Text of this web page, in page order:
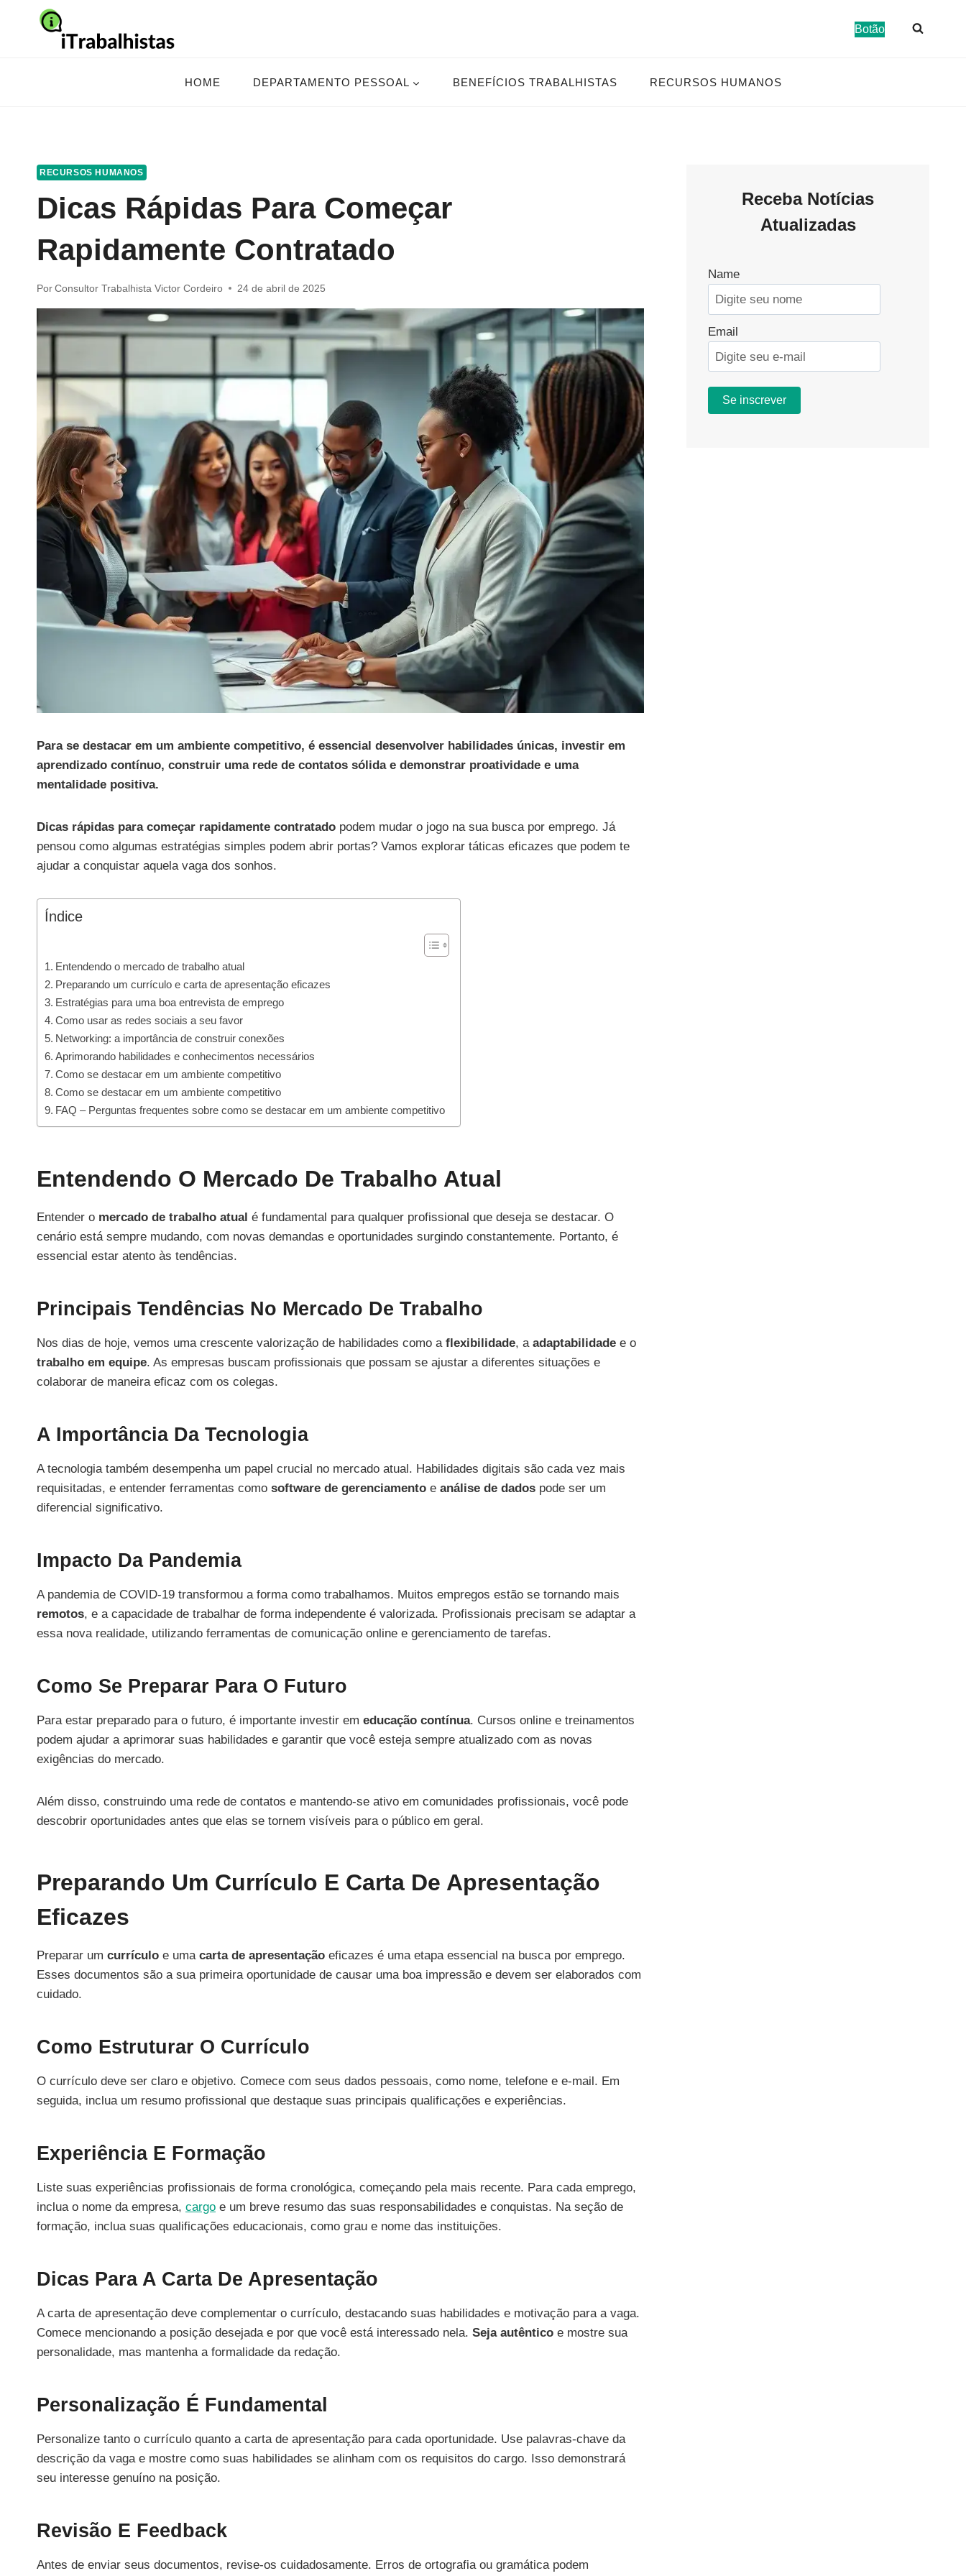
Botão
HOME DEPARTAMENTO PESSOAL BENEFÍCIOS TRABALHISTAS RECURSOS HUMANOS
RECURSOS HUMANOS
Dicas Rápidas Para Começar
Rapidamente Contratado
Por Consultor Trabalhista Victor Cordeiro 24 de abril de 2025
Para se destacar em um ambiente competitivo, é essencial desenvolver habilidades únicas, investir em
aprendizado contínuo, construir uma rede de contatos sólida e demonstrar proatividade e uma
mentalidade positiva.
Dicas rápidas para começar rapidamente contratado podem mudar o jogo na sua busca por emprego. Já
pensou como algumas estratégias simples podem abrir portas? Vamos explorar táticas eficazes que podem te
ajudar a conquistar aquela vaga dos sonhos.
Índice
Entendendo o mercado de trabalho atual
Preparando um currículo e carta de apresentação eficazes
Estratégias para uma boa entrevista de emprego
Como usar as redes sociais a seu favor
Networking: a importância de construir conexões
Aprimorando habilidades e conhecimentos necessários
Como se destacar em um ambiente competitivo
Como se destacar em um ambiente competitivo
FAQ – Perguntas frequentes sobre como se destacar em um ambiente competitivo
Entendendo O Mercado De Trabalho Atual
Entender o mercado de trabalho atual é fundamental para qualquer profissional que deseja se destacar. O
cenário está sempre mudando, com novas demandas e oportunidades surgindo constantemente. Portanto, é
essencial estar atento às tendências.
Principais Tendências No Mercado De Trabalho
Nos dias de hoje, vemos uma crescente valorização de habilidades como a flexibilidade, a adaptabilidade e o
trabalho em equipe. As empresas buscam profissionais que possam se ajustar a diferentes situações e
colaborar de maneira eficaz com os colegas.
A Importância Da Tecnologia
A tecnologia também desempenha um papel crucial no mercado atual. Habilidades digitais são cada vez mais
requisitadas, e entender ferramentas como software de gerenciamento e análise de dados pode ser um
diferencial significativo.
Impacto Da Pandemia
A pandemia de COVID-19 transformou a forma como trabalhamos. Muitos empregos estão se tornando mais
remotos, e a capacidade de trabalhar de forma independente é valorizada. Profissionais precisam se adaptar a
essa nova realidade, utilizando ferramentas de comunicação online e gerenciamento de tarefas.
Como Se Preparar Para O Futuro
Para estar preparado para o futuro, é importante investir em educação contínua. Cursos online e treinamentos
podem ajudar a aprimorar suas habilidades e garantir que você esteja sempre atualizado com as novas
exigências do mercado.
Além disso, construindo uma rede de contatos e mantendo-se ativo em comunidades profissionais, você pode
descobrir oportunidades antes que elas se tornem visíveis para o público em geral.
Preparando Um Currículo E Carta De Apresentação
Eficazes
Preparar um currículo e uma carta de apresentação eficazes é uma etapa essencial na busca por emprego.
Esses documentos são a sua primeira oportunidade de causar uma boa impressão e devem ser elaborados com
cuidado.
Como Estruturar O Currículo
O currículo deve ser claro e objetivo. Comece com seus dados pessoais, como nome, telefone e e-mail. Em
seguida, inclua um resumo profissional que destaque suas principais qualificações e experiências.
Experiência E Formação
Liste suas experiências profissionais de forma cronológica, começando pela mais recente. Para cada emprego,
inclua o nome da empresa, cargo e um breve resumo das suas responsabilidades e conquistas. Na seção de
formação, inclua suas qualificações educacionais, como grau e nome das instituições.
Dicas Para A Carta De Apresentação
A carta de apresentação deve complementar o currículo, destacando suas habilidades e motivação para a vaga.
Comece mencionando a posição desejada e por que você está interessado nela. Seja autêntico e mostre sua
personalidade, mas mantenha a formalidade da redação.
Personalização É Fundamental
Personalize tanto o currículo quanto a carta de apresentação para cada oportunidade. Use palavras-chave da
descrição da vaga e mostre como suas habilidades se alinham com os requisitos do cargo. Isso demonstrará
seu interesse genuíno na posição.
Revisão E Feedback
Antes de enviar seus documentos, revise-os cuidadosamente. Erros de ortografia ou gramática podem
Receba Notícias
Atualizadas
Name
Email